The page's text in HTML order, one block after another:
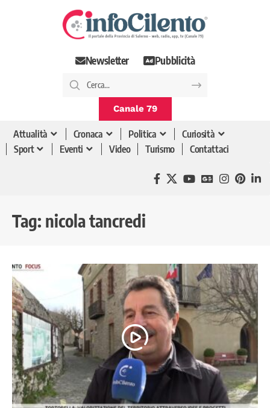
Newsletter Pubblicità
Canale 79
Attualità Cronaca Politica
Curiosità
Sport
Eventi Video Turismo Contattaci
Tag: nicola tancredi